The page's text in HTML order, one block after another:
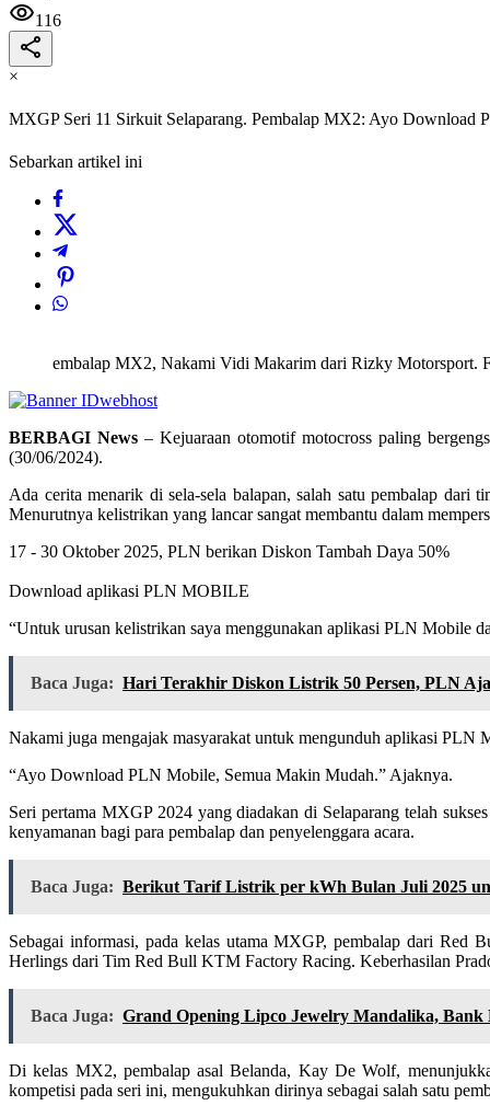
116
×
MXGP Seri 11 Sirkuit Selaparang. Pembalap MX2: Ayo Download
Sebarkan artikel ini
embalap MX2, Nakami Vidi Makarim dari Rizky Motorsport.
BERBAGI News– Kejuaraan otomotif motocross paling
(30/06/2024).
Ada cerita menarik di sela-sela balapan, salah satu pembalap
Menurutnya kelistrikan yang lancar sangat membantu dalam
17 - 30 Oktober 2025, PLN berikan Diskon Tambah Daya 50%
Download aplikasi PLN MOBILE
“Untuk urusan kelistrikan saya menggunakan aplikasi PLN Mobile
Baca Juga: Hari Terakhir Diskon Listrik 50 Persen, PLN
Nakami juga mengajak masyarakat untuk mengunduh aplikasi PLN
“Ayo Download PLN Mobile, Semua Makin Mudah.” Ajaknya.
Seri pertama MXGP 2024 yang diadakan di Selaparang telah
kenyamanan bagi para pembalap dan penyelenggara acara.
Baca Juga: Berikut Tarif Listrik per kWh Bulan Juli 2025
Sebagai informasi, pada kelas utama MXGP, pembalap dari Red
Herlings dari Tim Red Bull KTM Factory Racing. Keberhasilan
Baca Juga: Grand Opening Lipco Jewelry Mandalika,
Di kelas MX2, pembalap asal Belanda, Kay De Wolf,
kompetisi pada seri ini, mengukuhkan dirinya sebagai salah satu